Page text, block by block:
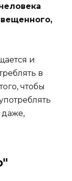
и
в
чтобы
даже,